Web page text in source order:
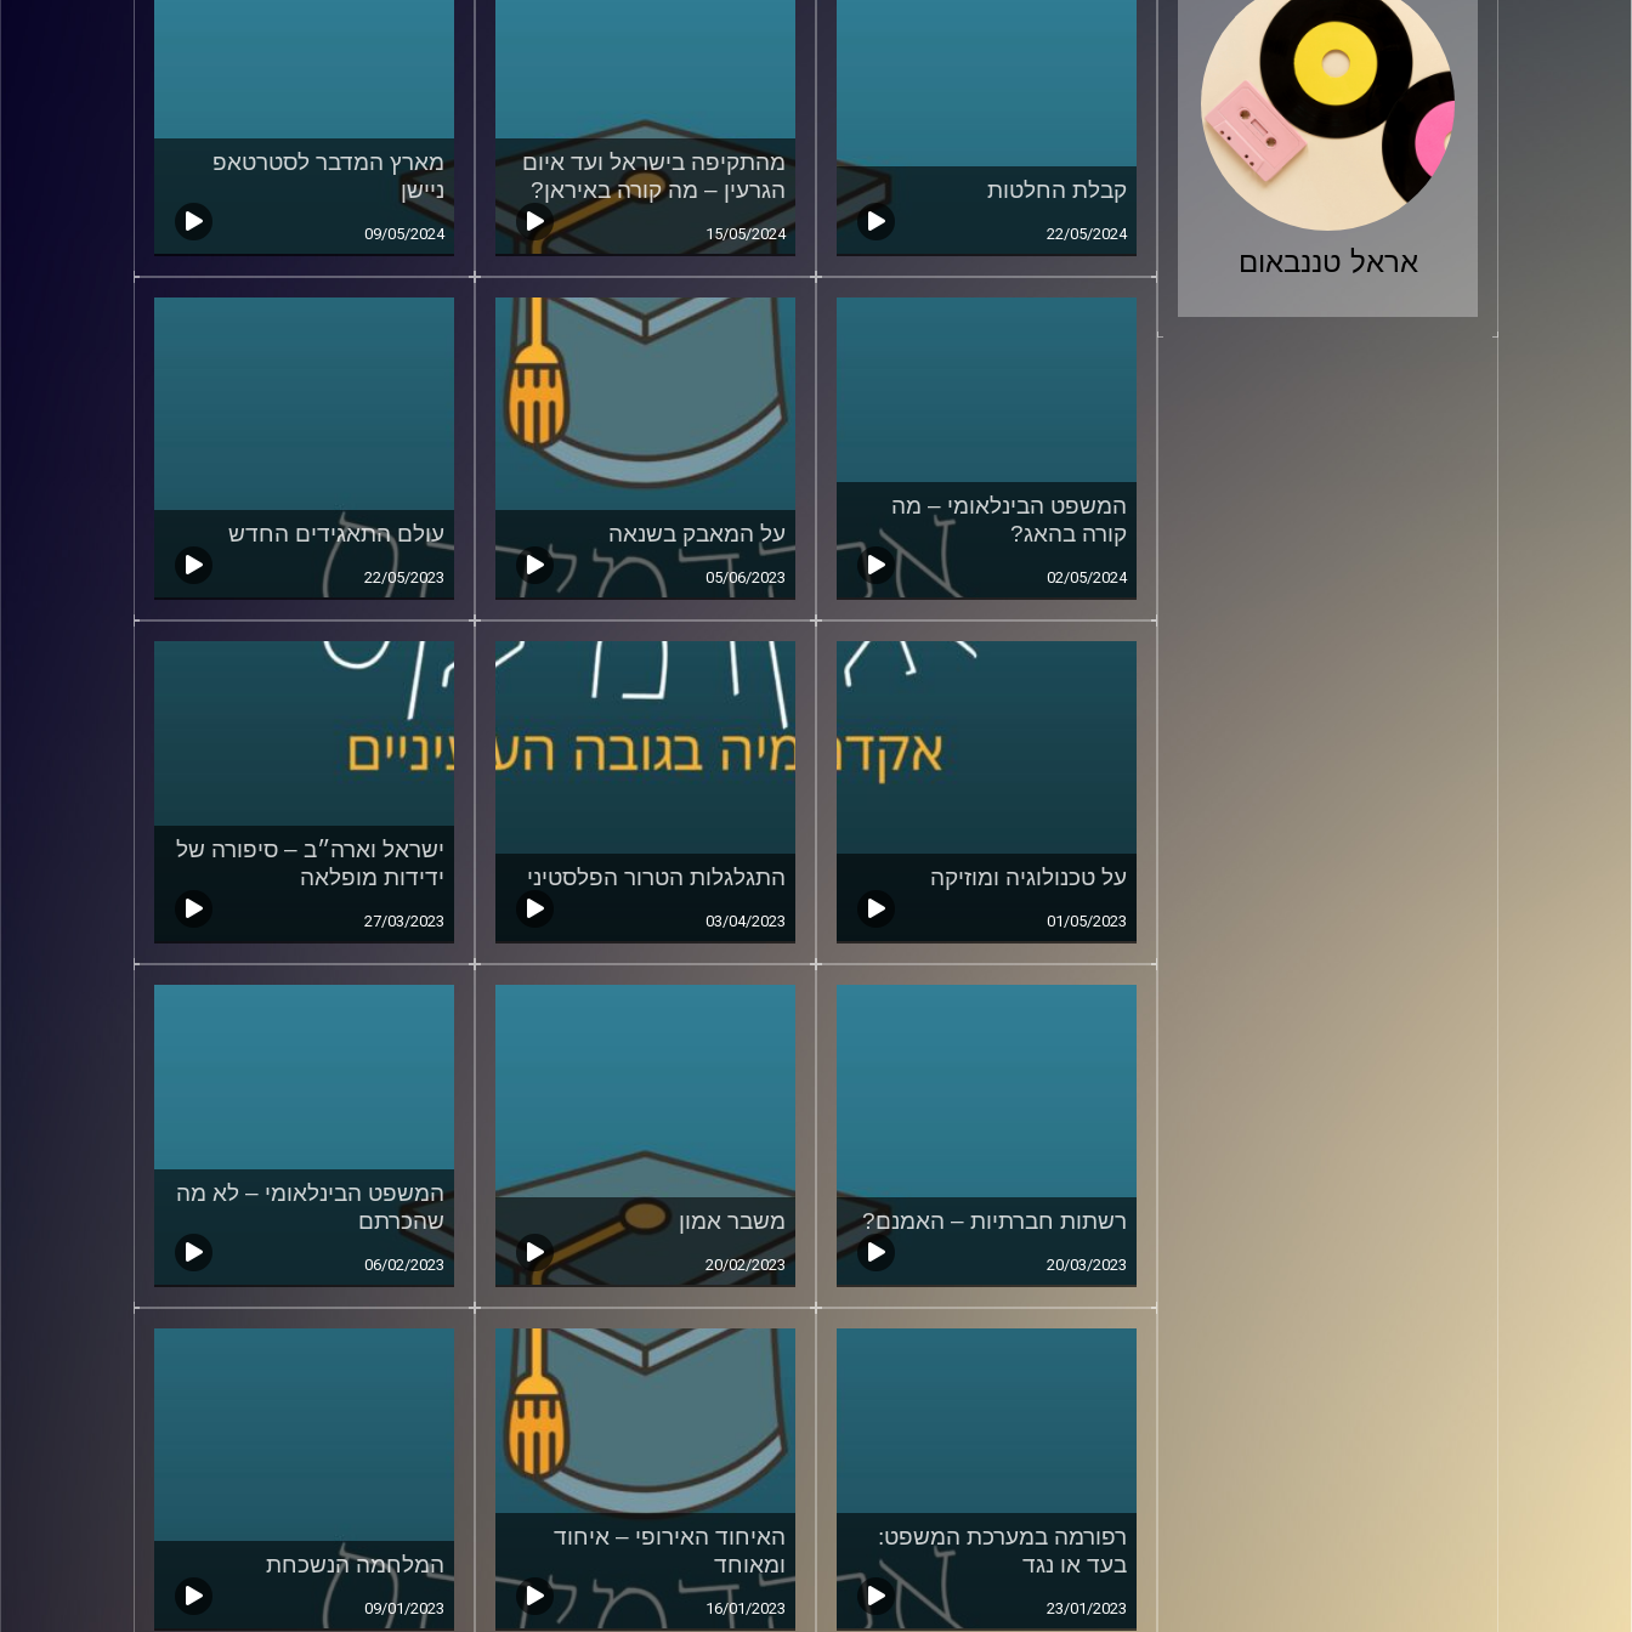
אראל טננבאום
קבלת החלטות
22/05/2024
מהתקיפה בישראל ועד איום
הגרעין – מה קורה באיראן?
15/05/2024
מארץ המדבר לסטרטאפ
ניישן
09/05/2024
המשפט הבינלאומי – מה
קורה בהאג?
02/05/2024
על המאבק בשנאה
05/06/2023
עולם התאגידים החדש
22/05/2023
על טכנולוגיה ומוזיקה
01/05/2023
התגלגלות הטרור הפלסטיני
03/04/2023
ישראל וארה״ב – סיפורה של
ידידות מופלאה
27/03/2023
רשתות חברתיות – האמנם?
20/03/2023
משבר אמון
20/02/2023
המשפט הבינלאומי – לא מה
שהכרתם
06/02/2023
רפורמה במערכת המשפט:
בעד או נגד
23/01/2023
האיחוד האירופי – איחוד
ומאוחד
16/01/2023
המלחמה הנשכחת
09/01/2023